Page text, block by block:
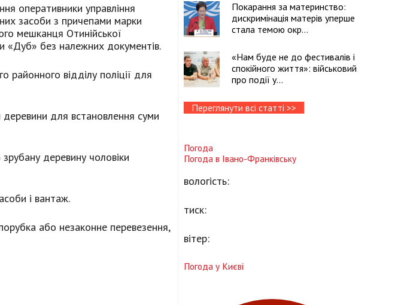
оперативники управління
засоби з причепами марки
мешканця Отинійської
«Дуб» без належних документів.
районного відділу поліції для
деревини для встановлення суми
деревину чоловіки
і вантаж.
або незаконне перевезення,
Покарання за материнство:
дискримінація матерів уперше
стала темою окр...
«Нам буде не до фестивалів і
спокійного життя»: військовий
про події у...
Переглянути всі статті >>
Погода
Погода в Івано-Франківську
вологість:
тиск:
вітер:
Погода у Києві